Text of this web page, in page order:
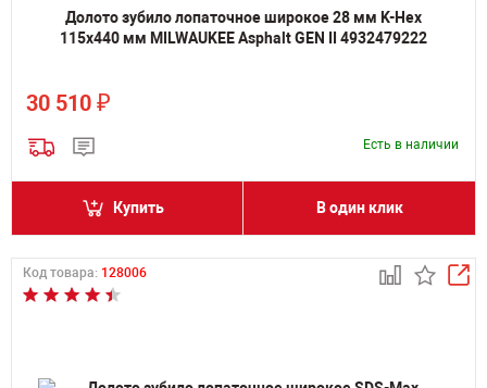
Долото зубило лопаточное широкое 28 мм K-Hex
115х440 мм MILWAUKEE Asphalt GEN II 4932479222
30 510 ₽
Есть в наличии
Купить В один клик
Код товара: 128006